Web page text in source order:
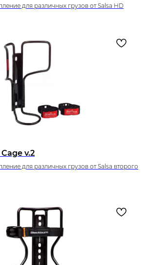
для различных грузов от Salsa HD
v.2
для различных грузов от Salsa второго